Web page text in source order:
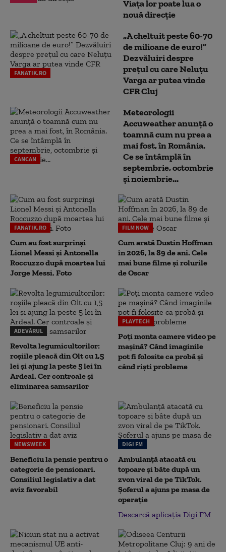
Viața lor poate lua o
nouă direcție
FANATIK.RO
„A cheltuit peste 60-70
de milioane de euro!”
Dezvăluiri despre
prețul cu care Neluțu
Varga ar putea vinde
CFR Cluj
CANCAN
Meteorologii
Accuweather anunță o
toamnă cum nu prea a
mai fost, în România.
Ce se întâmplă în
septembrie, octombrie
și noiembrie...
FANATIK.RO
Cum au fost surprinși
Lionel Messi și Antonella
Roccuzzo după moartea lui
Jorge Messi. Foto
FILM NOW
Cum arată Dustin Hoffman
în 2026, la 89 de ani. Cele
mai bune filme și rolurile
de Oscar
ADEVĂRUL
Revolta legumicultorilor:
roșiile pleacă din Olt cu 1,5
lei și ajung la peste 5 lei în
Ardeal. Cer controale și
eliminarea samsarilor
PLAYTECH
Poți monta camere video pe
mașină? Când imaginile
pot fi folosite ca probă și
când riști probleme
NEWSWEEK
Beneficiu la pensie pentru o
categorie de pensionari.
Consiliul legislativ a dat
aviz favorabil
DIGI FM
Ambulanță atacată cu
topoare și bâte după un
zvon viral de pe TikTok.
Șoferul a ajuns pe masa de
operație
Descarcă aplicația Digi FM